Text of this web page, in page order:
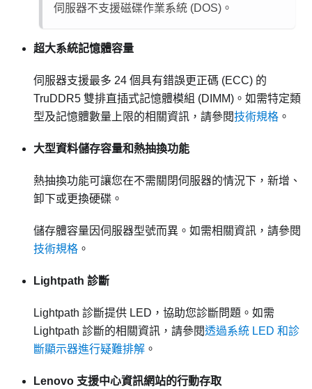
伺服器不支援磁碟作業系統 (DOS)。
超大系統記憶體容量
伺服器支援最多 24 個具有錯誤更正碼 (ECC) 的
TruDDR5 雙排直插式記憶體模組 (DIMM)。如需特定類
型及記憶體數量上限的相關資訊，請參閱技術規格 。
大型資料儲存容量和熱抽換功能
熱抽換功能可讓您在不需關閉伺服器的情況下，新增、
卸下或更換硬碟。
儲存體容量因伺服器型號而異。如需相關資訊，請參閱
技術規格 。
Lightpath 診斷
Lightpath 診斷提供 LED，協助您診斷問題。如需
Lightpath 診斷的相關資訊，請參閱透過系統 LED 和診
斷顯示器進行疑難排解 。
Lenovo 支援中心資訊網站的行動存取